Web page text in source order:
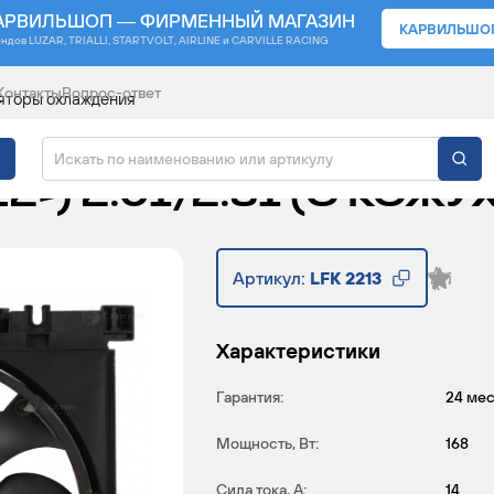
— ФИРМЕННЫЙ МАГАЗИН
LUZAR, TRIALLI, STARTVOLT, AIRLINE и CARVILLE RACING
Вопрос-ответ
охлаждения
ОХЛАЖДЕНИЯ
(12-) 2.0I/2.5I (С
Артикул: LFK 2213
Характеристики
Гарантия: 24
Мощность, Вт: 168
Сила тока, А: 14